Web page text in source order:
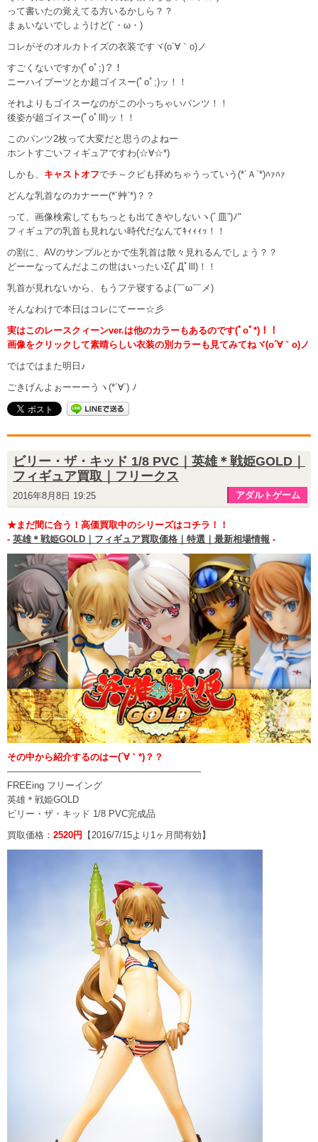
って書いたの覚えてる方いるかしら？？
まぁいないでしょうけど(´・ω・)
コレがそのオルカトイズの衣装ですヾ(o´∀｀o)ノ
すごくないですか(ﾟoﾟ;)？！
ニーハイブーツとか超ゴイスー(ﾟoﾟ;)ッ！！
それよりもゴイスーなのがこの小っちゃいパンツ！！
後姿が超ゴイスー(ﾟoﾟlll)ッ！！
このパンツ2枚って大変だと思うのよねー
ホントすごいフィギュアですわ(☆∀☆*)
しかも、 キャストオフでチ～クビも拝めちゃうっていう(*´Ａ`*)ﾊｧﾊｧ
どんな乳首なのカナーー(*´艸`*)？？
って、画像検索してもちっとも出てきやしないヽ(ﾞ皿”)ﾉ"
フィギュアの乳首も見れない時代だなんてｷｨｨｨｯ！！
の割に、AVのサンプルとかで生乳首は散々見れるんでしょう？？
どーーなってんだよこの世はいったいΣ(ﾟДﾟlll)！！
乳首が見れないから、もうフテ寝するよ(￣ω￣メ)
そんなわけで本日はコレにてーー☆彡
実はこのレースクィーンver.は他のカラーもあるのです(ﾟoﾟ*)！！
画像をクリックして素晴らしい衣装の別カラーも見てみてねヾ(o´∀｀o)ノ
ではではまた明日♪
ごきげんよぉーーーうヽ(*´∀`) ﾉ
ビリー・ザ・キッド 1/8 PVC｜英雄＊戦姫GOLD｜
フィギュア買取｜フリークス
2016年8月8日 19:25 アダルトゲーム
★まだ間に合う！高価買取中のシリーズはコチラ！！
- 英雄＊戦姫GOLD｜フィギュア買取価格｜特選｜最新相場情報 -
その中から紹介するのはー(´∀｀*)？？
—————————————————————
FREEing フリーイング
英雄＊戦姫GOLD
ビリー・ザ・キッド 1/8 PVC完成品
買取価格： 2520円 【2016/7/15より1ヶ月間有効】